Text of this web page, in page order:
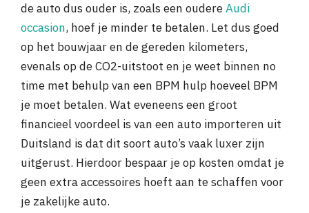
de auto dus ouder is, zoals een oudereAudi
occasion, hoef je minder te betalen. Let dus goed
op het bouwjaar en de gereden kilometers,
evenals op de CO2-uitstoot en je weet binnen no
time met behulp van een BPM hulp hoeveel BPM
je moet betalen. Wat eveneens een groot
financieel voordeel is van een auto importeren uit
Duitsland is dat dit soort auto’s vaak luxer zijn
uitgerust. Hierdoor bespaar je op kosten omdat je
geen extra accessoires hoeft aan te schaffen voor
je zakelijke auto.